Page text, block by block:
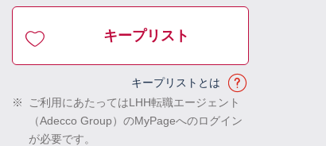
キープリスト
キープリストとは
※
ご利用にあたってはLHH転職エージェント
（Adecco Group）のMyPageへのログイン
が必要です。